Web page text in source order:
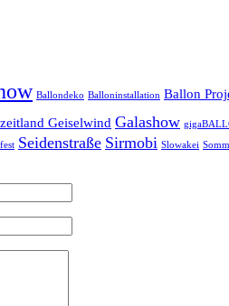
Ballondeko Balloninstallation Ballon
Geiselwind Galashow
Seidenstraße Sirmobi Slowakei